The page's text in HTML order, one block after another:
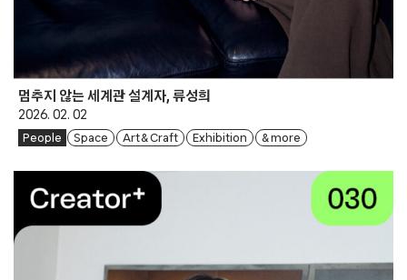
멈추지 않는 세계관 설계자, 류성희
2026. 02. 02
People Space Art & Craft Exhibition & more